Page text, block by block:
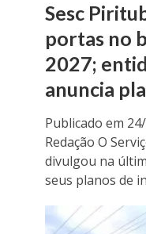
Sesc
portas no
2027;
anuncia
Publicado em
Redação O
divulgou na
seus planos de